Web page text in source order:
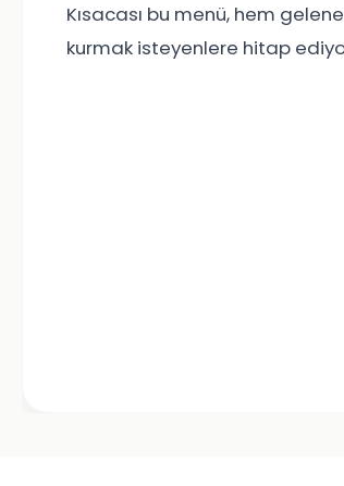
Kısacası bu menü, hem
kurmak isteyenlere hitap